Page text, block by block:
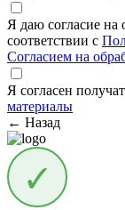
Я даю согласие на
соответствии с
Согласием на
Я согласен
материалы
← Назад